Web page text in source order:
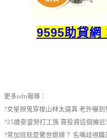
9595助貸網
更多udn報導：
?女星辦鬼穿梭山林太逼真 老外嚇到
?25歲麥當勞打工族 靠投資這個擁近
?常加班就是驚世媳婦？ 名嘴歧視